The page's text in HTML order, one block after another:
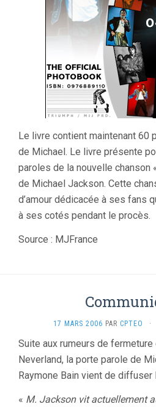
Le livre contient maintenant 60
de Michael. Le livre présente
paroles de la nouvelle chanson
de Michael Jackson. Cette
d’amour dédicacée à ses fans
à ses cotés pendant le procès.
Source : MJFrance
17 MARS 2006 PAR CPTEO ·
Suite aux rumeurs de
Neverland, la porte parole de
Raymone Bain vient de diffuser
« M. Jackson vit actuellement